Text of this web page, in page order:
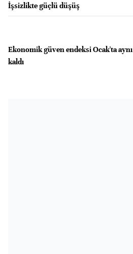
İşsizlikte güçlü düşüş
Ekonomik güven endeksi Ocak'ta aynı
kaldı